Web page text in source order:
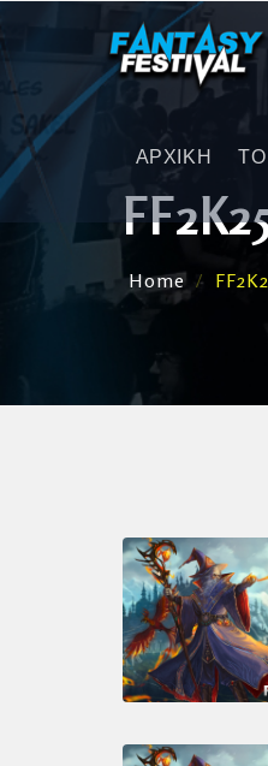
ΑΡΧΙΚΗ ΤΟ
Home